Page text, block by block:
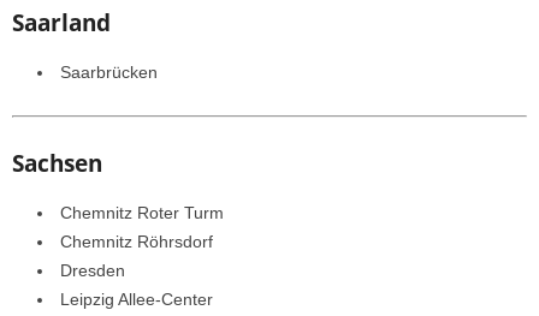
Saarland
Saarbrücken
Sachsen
Chemnitz Roter Turm
Chemnitz Röhrsdorf
Dresden
Leipzig Allee-Center